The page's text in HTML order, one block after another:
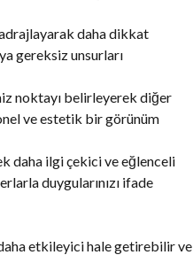
daha dikkat
gereksiz unsurları
noktayı belirleyerek diğer
ve estetik bir görünüm
daha ilgi çekici ve eğlenceli
duygularınızı ifade
daha etkileyici hale getirebilir ve